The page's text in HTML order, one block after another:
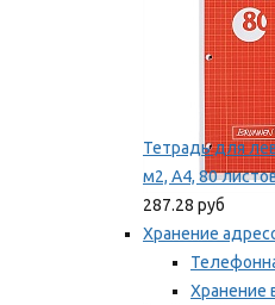
Тетрадь для
м2, А4, 80
287.28 руб
Хранение
Хранение